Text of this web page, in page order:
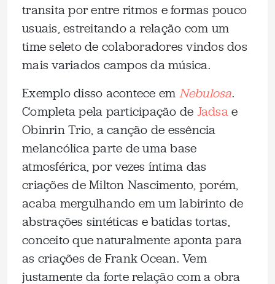
transita por entre ritmos e formas pouco
usuais, estreitando a relação com um
time seleto de colaboradores vindos dos
mais variados campos da música.
Exemplo disso acontece em Nebulosa.
Completa pela participação de Jadsae
Obinrin Trio, a canção de essência
melancólica parte de uma base
atmosférica, por vezes íntima das
criações de Milton Nascimento, porém,
acaba mergulhando em um labirinto de
abstrações sintéticas e batidas tortas,
conceito que naturalmente aponta para
as criações de Frank Ocean. Vem
justamente da forte relação com a obra